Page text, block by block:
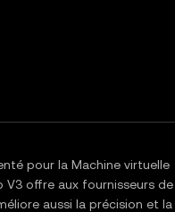
pour la Machine virtuelle
V3 offre aux fournisseurs de
aussi la précision et la